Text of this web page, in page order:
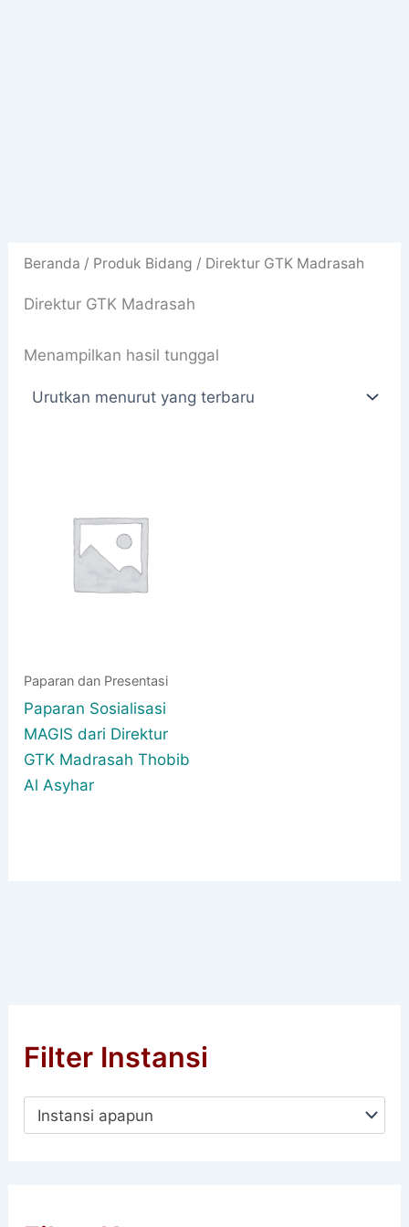
Beranda / Produk Bidang / Direktur GTK Madrasah
Direktur GTK Madrasah
Menampilkan hasil tunggal
Paparan dan Presentasi
Paparan Sosialisasi
MAGIS dari Direktur
GTK Madrasah Thobib
Al Asyhar
Filter Instansi
Instansi apapun